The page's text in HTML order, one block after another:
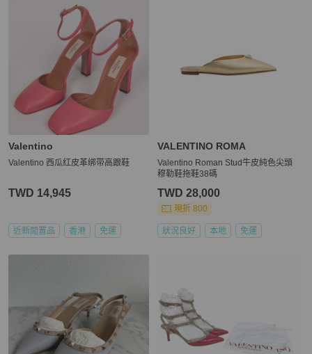
Valentino
Valentino 西瓜红皮革绑带高跟鞋
TWD 14,945
近新閒置品 香港 免運
VALENTINO ROMA
Valentino Roman Stud牛皮純色尖頭
穆勒鞋拖鞋38碼
TWD 28,000
現折 800
狀況良好 本地 免運